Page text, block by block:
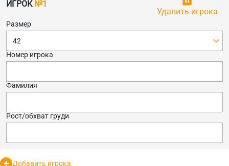
ИГРОК №1
Удалить игрока
Размер
42
Номер игрока
Фамилия
Рост/обхват груди
Добавить игрока